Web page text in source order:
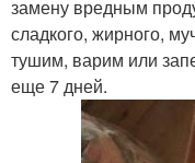
замену вредным
сладкого, жирного,
тушим, варим или
еще 7 дней.